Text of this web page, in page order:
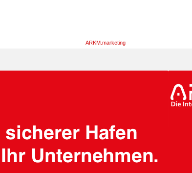
ARKM.marketing